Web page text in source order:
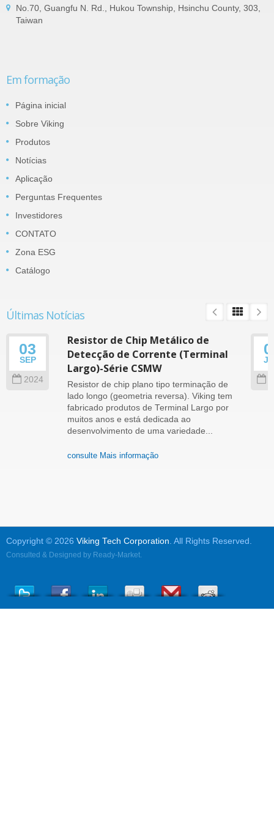
No.70, Guangfu N. Rd., Hukou Township, Hsinchu County, 303,
Taiwan
Em formação
Página inicial
Sobre Viking
Produtos
Notícias
Aplicação
Perguntas Frequentes
Investidores
CONTATO
Zona ESG
Catálogo
Últimas Notícias
03
SEP
2024
Resistor de Chip Metálico de
Detecção de Corrente (Terminal
Largo)-Série CSMW
Resistor de chip plano tipo terminação de
lado longo (geometria reversa). Viking tem
fabricado produtos de Terminal Largo por
muitos anos e está dedicada ao
desenvolvimento de uma variedade...
consulte Mais informação
Copyright © 2026 Viking Tech Corporation . All Rights Reserved.
Consulted & Designed by Ready-Market.